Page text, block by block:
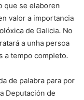
que se elaboren
valor a importancia
de Galicia. No
a unha persoa
a tempo completo.
de palabra para por
Deputación de